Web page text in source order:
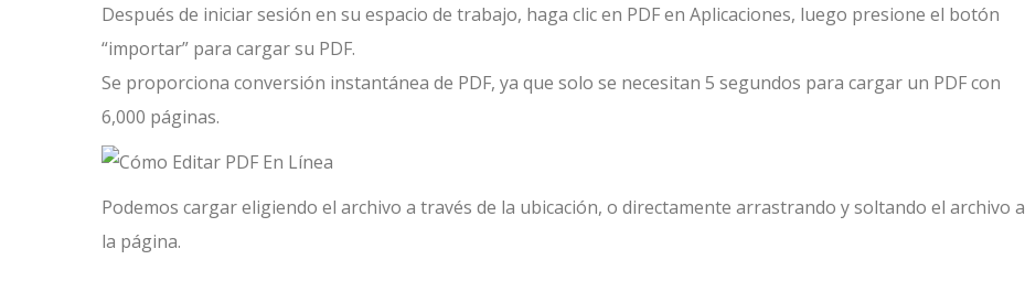
Después de iniciar sesión en su espacio de trabajo, haga clic en PDF en Aplicaciones, luego presione el botón
“importar” para cargar su PDF.
Se proporciona conversión instantánea de PDF, ya que solo se necesitan 5 segundos para cargar un PDF con
6,000 páginas.
Podemos cargar eligiendo el archivo a través de la ubicación, o directamente arrastrando y soltando el archivo a
la página.